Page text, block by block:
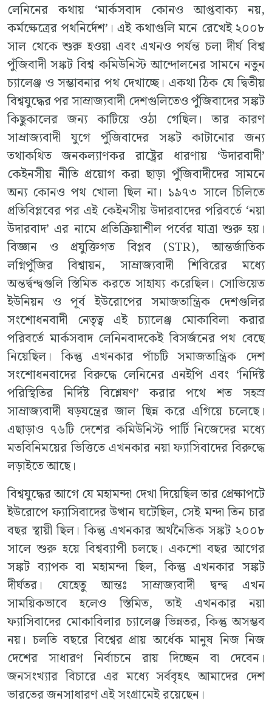
লেনিনের কথায় ‘মার্কসবাদ কোনও আপ্তবাক্য নয়,
কর্মক্ষেত্রের পথনির্দেশ’। এই কথাগুলি মনে রেখেই ২০০৮
সাল থেকে শুরু হওয়া এবং এখনও পর্যন্ত চলা দীর্ঘ বিশ্ব
পুঁজিবাদী সঙ্কট বিশ্ব কমিউনিস্ট আন্দোলনের সামনে নতুন
চ্যালেঞ্জ ও সম্ভাবনার পথ দেখাচ্ছে। একথা ঠিক যে দ্বিতীয়
বিশ্বযুদ্ধের পর সাম্রাজ্যবাদী দেশগুলিতেও পুঁজিবাদের সঙ্কট
কিছুকালের জন্য কাটিয়ে ওঠা গেছিল। তার কারণ
সাম্রাজ্যবাদী যুগে পুঁজিবাদের সঙ্কট কাটানোর জন্য
তথাকথিত জনকল্যাণকর রাষ্ট্রের ধারণায় ‘উদারবাদী’
কেইনসীয় নীতি প্রয়োগ করা ছাড়া পুঁজিবাদীদের সামনে
অন্য কোনও পথ খোলা ছিল না। ১৯৭৩ সালে চিলিতে
প্রতিবিপ্লবের পর এই কেইনসীয় উদারবাদের পরিবর্তে ‘নয়া
উদারবাদ’ এর নামে প্রতিক্রিয়াশীল পর্বের যাত্রা শুরু হয়।
বিজ্ঞান ও প্রযুক্তিগত বিপ্লব (STR), আন্তর্জাতিক
লগ্নিপুঁজির বিশ্বায়ন, সাম্রাজ্যবাদী শিবিরের মধ্যে
অন্তর্দ্বন্দ্বগুলি স্তিমিত করতে সাহায্য করেছিল। সোভিয়েত
ইউনিয়ন ও পূর্ব ইউরোপের সমাজতান্ত্রিক দেশগুলির
সংশোধনবাদী নেতৃত্ব এই চ্যালেঞ্জ মোকাবিলা করার
পরিবর্তে মার্কসবাদ লেনিনবাদকেই বিসর্জনের পথ বেছে
নিয়েছিল। কিন্তু এখনকার পাঁচটি সমাজতান্ত্রিক দেশ
সংশোধনবাদের বিরুদ্ধে লেনিনের এনইপি এবং ‘নির্দিষ্ট
পরিস্থিতির নির্দিষ্ট বিশ্লেষণ’ করার পথে শত সহস্র
সাম্রাজ্যবাদী ষড়যন্ত্রের জাল ছিন্ন করে এগিয়ে চলেছে।
এছাড়াও ৭৬টি দেশের কমিউনিস্ট পার্টি নিজেদের মধ্যে
মতবিনিময়ের ভিত্তিতে এখনকার নয়া ফ্যাসিবাদের বিরুদ্ধে
লড়াইতে আছে।
বিশ্বযুদ্ধের আগে যে মহামন্দা দেখা দিয়েছিল তার প্রেক্ষাপটে
ইউরোপে ফ্যাসিবাদের উত্থান ঘটেছিল, সেই মন্দা তিন চার
বছর স্থায়ী ছিল। কিন্তু এখনকার অর্থনৈতিক সঙ্কট ২০০৮
সালে শুরু হয়ে বিশ্বব্যাপী চলছে। একশো বছর আগের
সঙ্কট ব্যাপক বা মহামন্দা ছিল, কিন্তু এখনকার সঙ্কট
দীর্ঘতর। যেহেতু আন্তঃ সাম্রাজ্যবাদী দ্বন্দ্ব এখন
সাময়িকভাবে হলেও স্তিমিত, তাই এখনকার নয়া
ফ্যাসিবাদের মোকাবিলার চ্যালেঞ্জ ভিন্নতর, কিন্তু অসম্ভব
নয়। চলতি বছরে বিশ্বের প্রায় অর্ধেক মানুষ নিজ নিজ
দেশের সাধারণ নির্বাচনে রায় দিচ্ছেন বা দেবেন।
জনসংখ্যার বিচারে এর মধ্যে সর্ববৃহৎ আমাদের দেশ
ভারতের জনসাধারণ এই সংগ্রামেই রয়েছেন।